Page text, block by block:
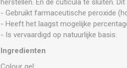
herstellen. En de cuticula te sluiten.
- Gebruikt farmaceutische peroxide
- Heeft het laagst mogelijke
- Is vervaardigd op natuurlijke basis.
Ingredienten